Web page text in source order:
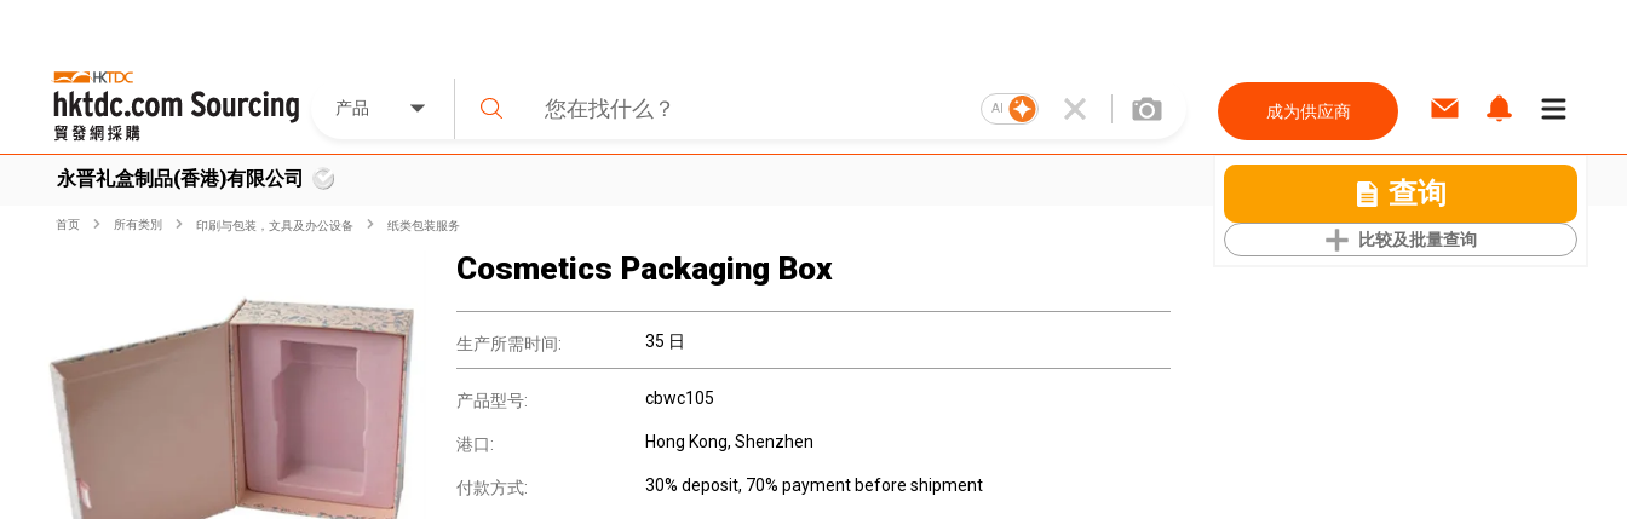
产品 AI 成为供应商
永晋礼盒制品(香港)有限公司 查询
比较及批量查询
首页 所有类別 印刷与包装，文具及办公设备 纸类包装服务
Cosmetics Packaging Box
生产所需时间: 35 日
产品型号: cbwc105
港口: Hong Kong, Shenzhen
付款方式: 30% deposit, 70% payment before shipment